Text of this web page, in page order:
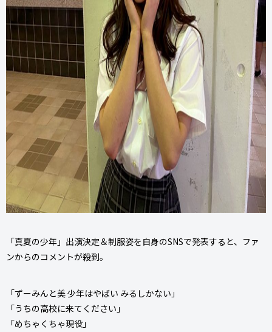
「真夏の少年」出演決定＆制服姿を自身のSNSで発表すると、ファ
ンからのコメントが殺到。
「ずーみんと美 少年はやばい みるしかない」
「うちの高校に来てください」
「めちゃくちゃ現役」